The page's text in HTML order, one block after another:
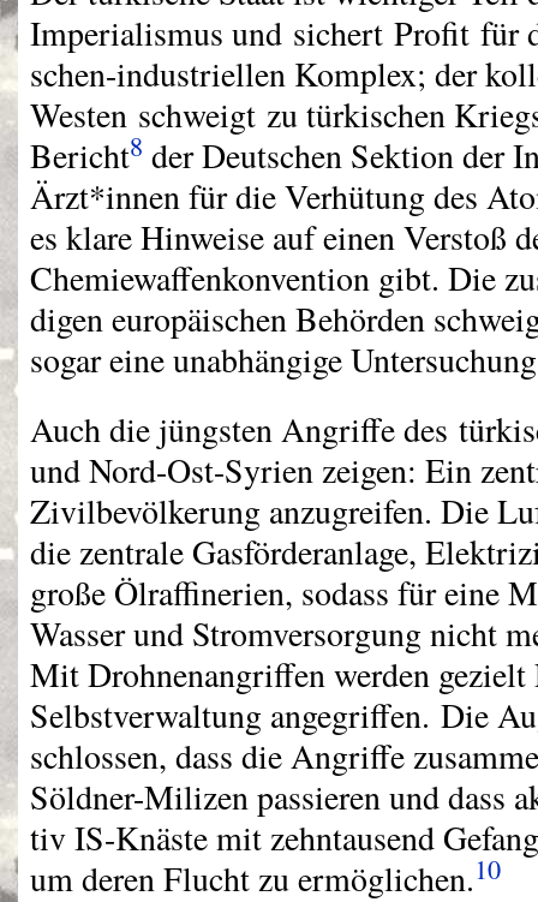
Imperialismus und sichert Profit für
schen-industriellen Komplex; der
Westen schweigt zu türkischen
Bericht8 der Deutschen Sektion der
Ärzt*innen für die Verhütung des
es klare Hinweise auf einen Verstoß
Chemiewaffenkonvention gibt. Die
digen europäischen Behörden
sogar eine unabhängige
Auch die jüngsten Angriffe des
und Nord-Ost-Syrien zeigen: Ein
Zivilbevölkerung anzugreifen. Die
die zentrale Gasförderanlage,
große Ölraffinerien, sodass für eine
Wasser und Stromversorgung nicht
Mit Drohnenangriffen werden
Selbstverwaltung angegriffen. Die
schlossen, dass die Angriffe
Söldner-Milizen passieren und dass
tiv IS-Knäste mit zehntausend
um deren Flucht zu ermöglichen.10